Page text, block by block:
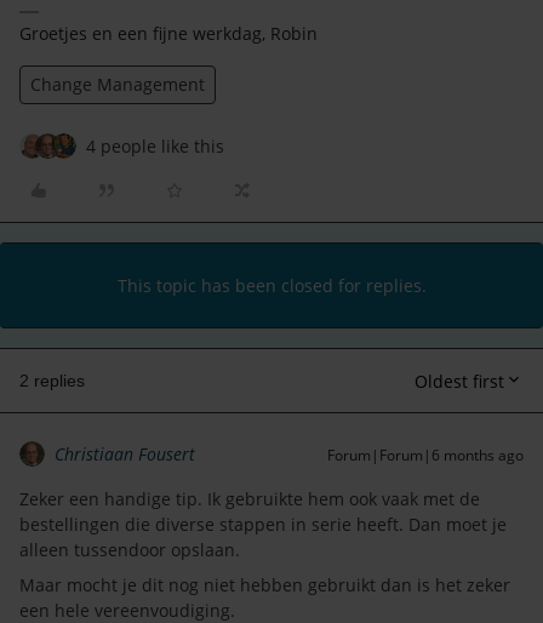
Groetjes en een fijne werkdag, Robin
Change Management
4 people like this
This topic has been closed for replies.
2 replies Oldest first
Christiaan Fousert Forum|Forum|6 months ago
Zeker een handige tip. Ik gebruikte hem ook vaak met de
bestellingen die diverse stappen in serie heeft. Dan moet je
alleen tussendoor opslaan.
Maar mocht je dit nog niet hebben gebruikt dan is het zeker
een hele vereenvoudiging.